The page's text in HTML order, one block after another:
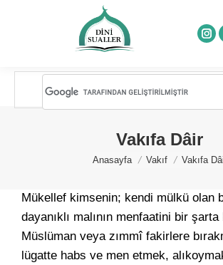
Vakıfa Dâir
You are here:
Anasayfa Vakıf Vakıfa
Mükellef kimsenin; kendi mülkü olan
dayanıklı malının menfaatini bir
Müslüman veya zımmî fakirlere
lügatte habs ve men etmek,